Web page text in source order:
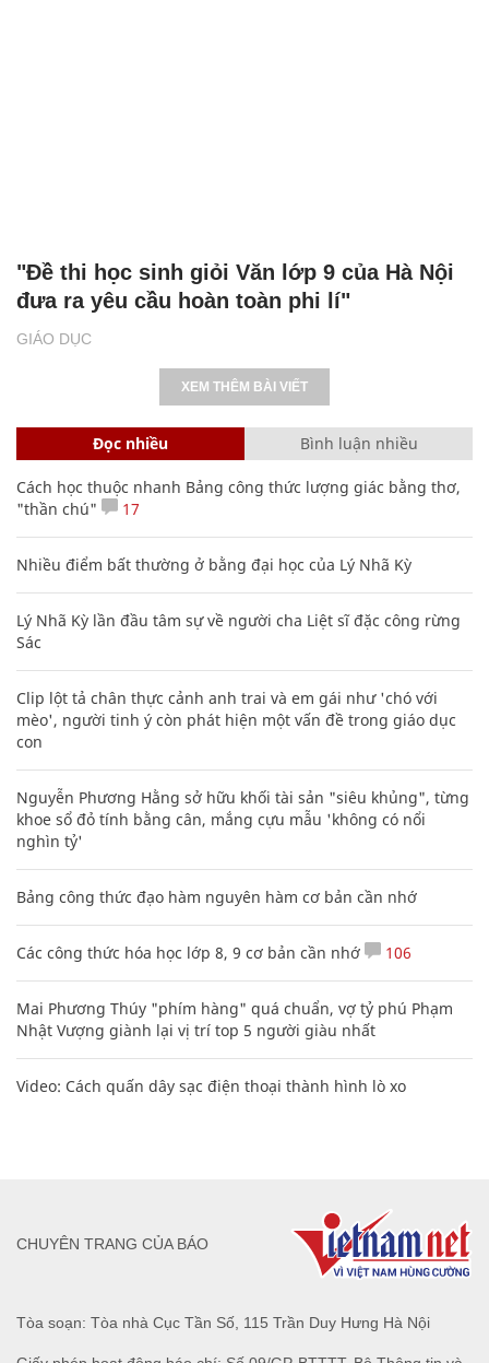
GIÁO DỤC
"Đề thi học sinh giỏi Văn lớp 9 của Hà Nội
đưa ra yêu cầu hoàn toàn phi lí"
XEM THÊM BÀI VIẾT
Đọc nhiều Bình luận nhiều
Cách học thuộc nhanh Bảng công thức lượng giác bằng thơ,
"thần chú"
17
Nhiều điểm bất thường ở bằng đại học của Lý Nhã Kỳ
Lý Nhã Kỳ lần đầu tâm sự về người cha Liệt sĩ đặc công rừng
Sác
Clip lột tả chân thực cảnh anh trai và em gái như 'chó với
mèo', người tinh ý còn phát hiện một vấn đề trong giáo dục
con
Nguyễn Phương Hằng sở hữu khối tài sản "siêu khủng", từng
khoe sổ đỏ tính bằng cân, mắng cựu mẫu 'không có nổi
nghìn tỷ'
Bảng công thức đạo hàm nguyên hàm cơ bản cần nhớ
Các công thức hóa học lớp 8, 9 cơ bản cần nhớ 106
Mai Phương Thúy "phím hàng" quá chuẩn, vợ tỷ phú Phạm
Nhật Vượng giành lại vị trí top 5 người giàu nhất
Video: Cách quấn dây sạc điện thoại thành hình lò xo
Tòa soạn: Tòa nhà Cục Tần Số, 115 Trần Duy Hưng Hà Nội
CHUYÊN TRANG CỦA BÁO